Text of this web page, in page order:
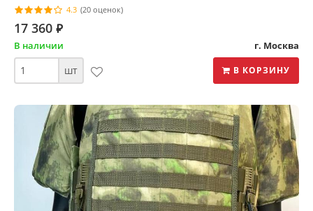
4.3 (20 оценок)
17 360 ⃏
В наличии г. Москва
шт В КОРЗИНУ